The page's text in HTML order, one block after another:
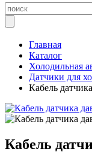
Главная
Каталог
Холодильная
Датчики для
Кабель
Кабель